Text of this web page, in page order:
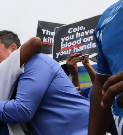
2,3% en 2020